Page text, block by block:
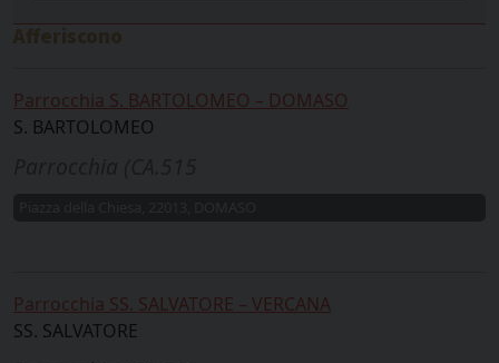
Parrocchia S. BARTOLOMEO – DOMASO
S. BARTOLOMEO
Parrocchia SS. SALVATORE – VERCANA
SS. SALVATORE